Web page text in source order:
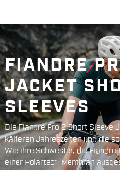
FIANDRE
JACKET
SLEEVES
Die Fiandre Pro 2 Short Sleeve
kälteren Jahreszeiten und die
Wie ihre Schwester, die
einer Polartec®-Membran